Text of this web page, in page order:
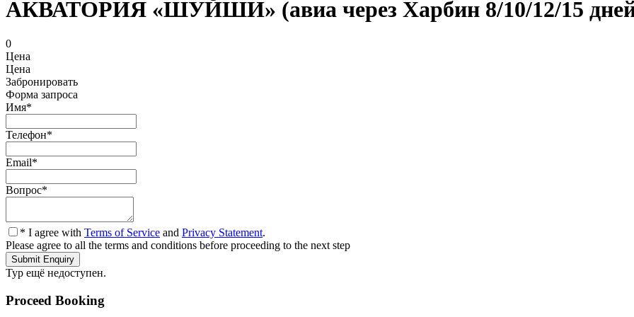
АКВАТОРИЯ «ШУЙШИ» (авиа через Харбин 8/10/12/15
0
Цена
Цена
Забронировать
Форма запроса
Имя*
Телефон*
Email*
Вопрос*
* I agree with Terms of Service and Privacy Statement.
Please agree to all the terms and conditions before proceeding to the next step
Тур ещё недоступен.
Proceed Booking